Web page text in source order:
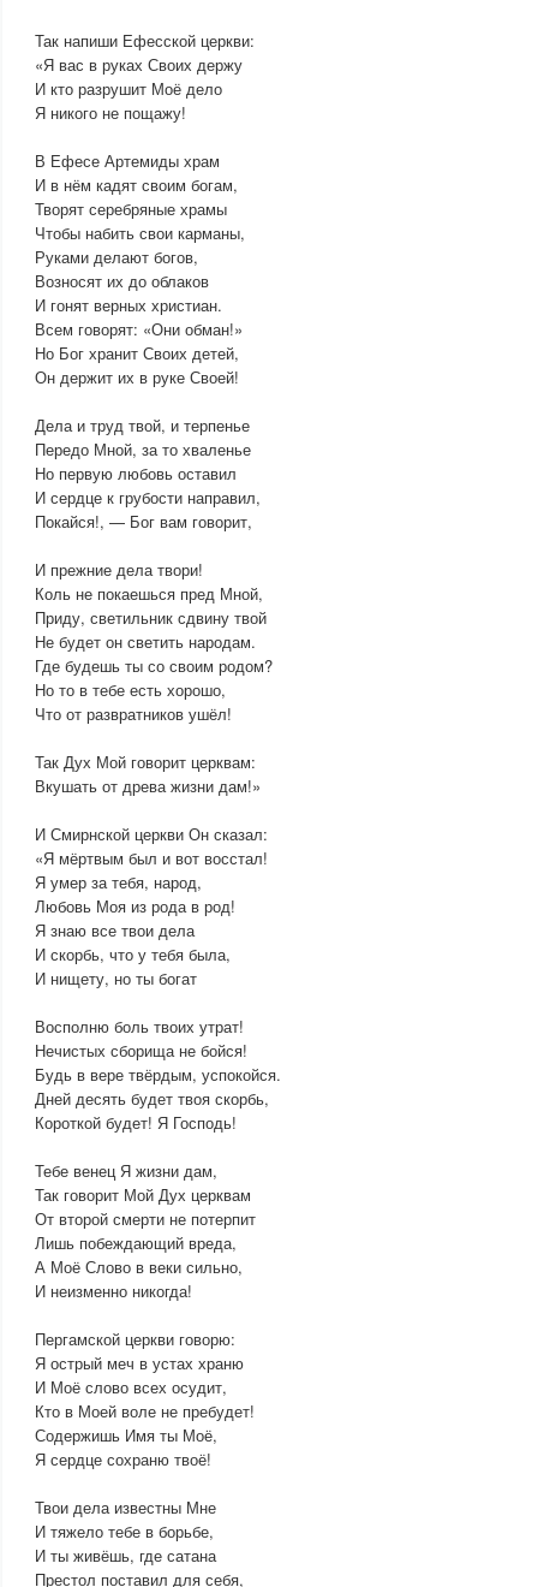
Так напиши Ефесской церкви:
«Я вас в руках Своих держу
И кто разрушит Моё дело
Я никого не пощажу!
В Ефесе Артемиды храм
И в нём кадят своим богам,
Творят серебряные храмы
Чтобы набить свои карманы,
Руками делают богов,
Возносят их до облаков
И гонят верных христиан.
Всем говорят: «Они обман!»
Но Бог хранит Своих детей,
Он держит их в руке Своей!
Дела и труд твой, и терпенье
Передо Мной, за то хваленье
Но первую любовь оставил
И сердце к грубости направил,
Покайся!, — Бог вам говорит,
И прежние дела твори!
Коль не покаешься пред Мной,
Приду, светильник сдвину твой
Не будет он светить народам.
Где будешь ты со своим родом?
Но то в тебе есть хорошо,
Что от развратников ушёл!
Так Дух Мой говорит церквам:
Вкушать от древа жизни дам!»
И Смирнской церкви Он сказал:
«Я мёртвым был и вот восстал!
Я умер за тебя, народ,
Любовь Моя из рода в род!
Я знаю все твои дела
И скорбь, что у тебя была,
И нищету, но ты богат
Восполню боль твоих утрат!
Нечистых сборища не бойся!
Будь в вере твёрдым, успокойся.
Дней десять будет твоя скорбь,
Короткой будет! Я Господь!
Тебе венец Я жизни дам,
Так говорит Мой Дух церквам
От второй смерти не потерпит
Лишь побеждающий вреда,
А Моё Слово в веки сильно,
И неизменно никогда!
Пергамской церкви говорю:
Я острый меч в устах храню
И Моё слово всех осудит,
Кто в Моей воле не пребудет!
Содержишь Имя ты Моё,
Я сердце сохраню твоё!
Твои дела известны Мне
И тяжело тебе в борьбе,
И ты живёшь, где сатана
Престол поставил для себя,